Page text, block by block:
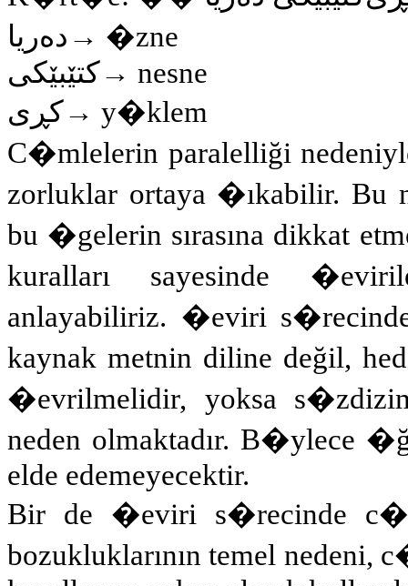
دەریا → �zne
کتێبێکى→ nesne
کڕى→ y�klem
C�mlelerin paralelliği
zorluklar ortaya �ıkabilir.
bu �gelerin sırasına dikkat
kuralları sayesinde
anlayabiliriz. �eviri
kaynak metnin diline değil,
�evrilmelidir, yoksa
neden olmaktadır. B�ylece
elde edemeyecektir.
Bir de �eviri s�recinde
bozukluklarının temel